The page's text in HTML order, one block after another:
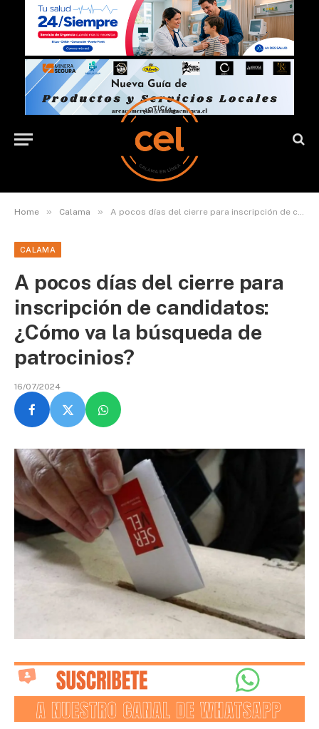
Home » Calama » A pocos días del cierre para inscripción de candidatos: ¿Cómo va la búsqueda de patrocinios?
CALAMA
A pocos días del cierre para
inscripción de candidatos:
¿Cómo va la búsqueda de
patrocinios?
16/07/2024